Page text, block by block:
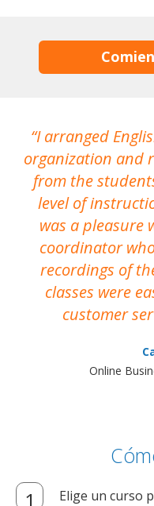
I arranged
organization and
from the
level of
was a pleasure
coordinator
recordings of
classes were
customer
Online
Elige un curso